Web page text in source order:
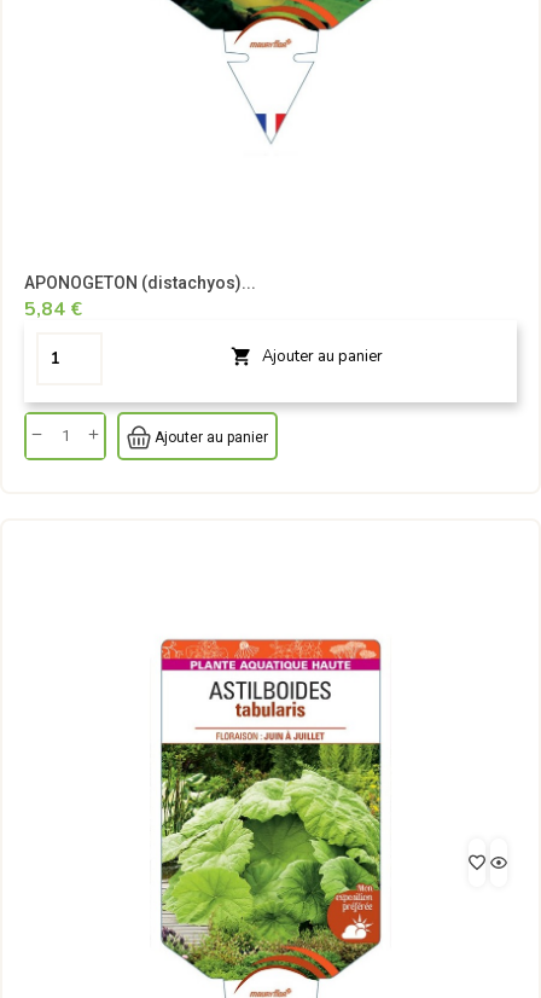
APONOGETON (distachyos)...
5,84 €
 Ajouter au panier
Ajouter au panier